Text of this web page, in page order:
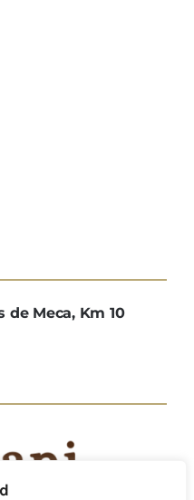
de Meca, Km 10